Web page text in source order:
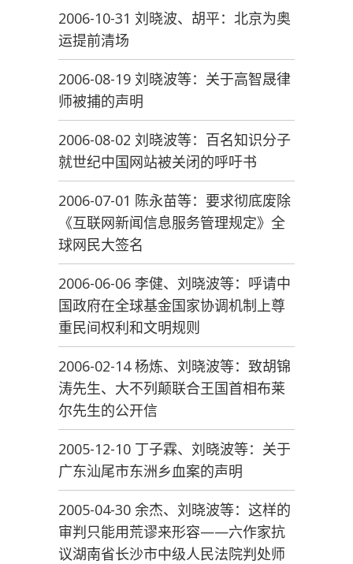
2006-10-31 刘晓波、胡平：北京为奥
运提前清场
2006-08-19 刘晓波等：关于高智晟律
师被捕的声明
2006-08-02 刘晓波等：百名知识分子
就世纪中国网站被关闭的呼吁书
2006-07-01 陈永苗等：要求彻底废除
《互联网新闻信息服务管理规定》全
球网民大签名
2006-06-06 李健、刘晓波等：呼请中
国政府在全球基金国家协调机制上尊
重民间权利和文明规则
2006-02-14 杨炼、刘晓波等：致胡锦
涛先生、大不列颠联合王国首相布莱
尔先生的公开信
2005-12-10 丁子霖、刘晓波等：关于
广东汕尾市东洲乡血案的声明
2005-04-30 余杰、刘晓波等：这样的
审判只能用荒谬来形容——六作家抗
议湖南省长沙市中级人民法院判处师